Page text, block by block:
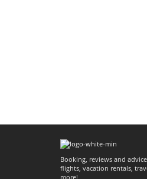
Booking, reviews and
flights, vacation rentals,
more!